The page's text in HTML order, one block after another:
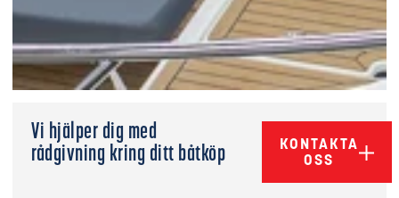
Vi hjälper dig med
rådgivning kring ditt båtköp
KONTAKTA
OSS